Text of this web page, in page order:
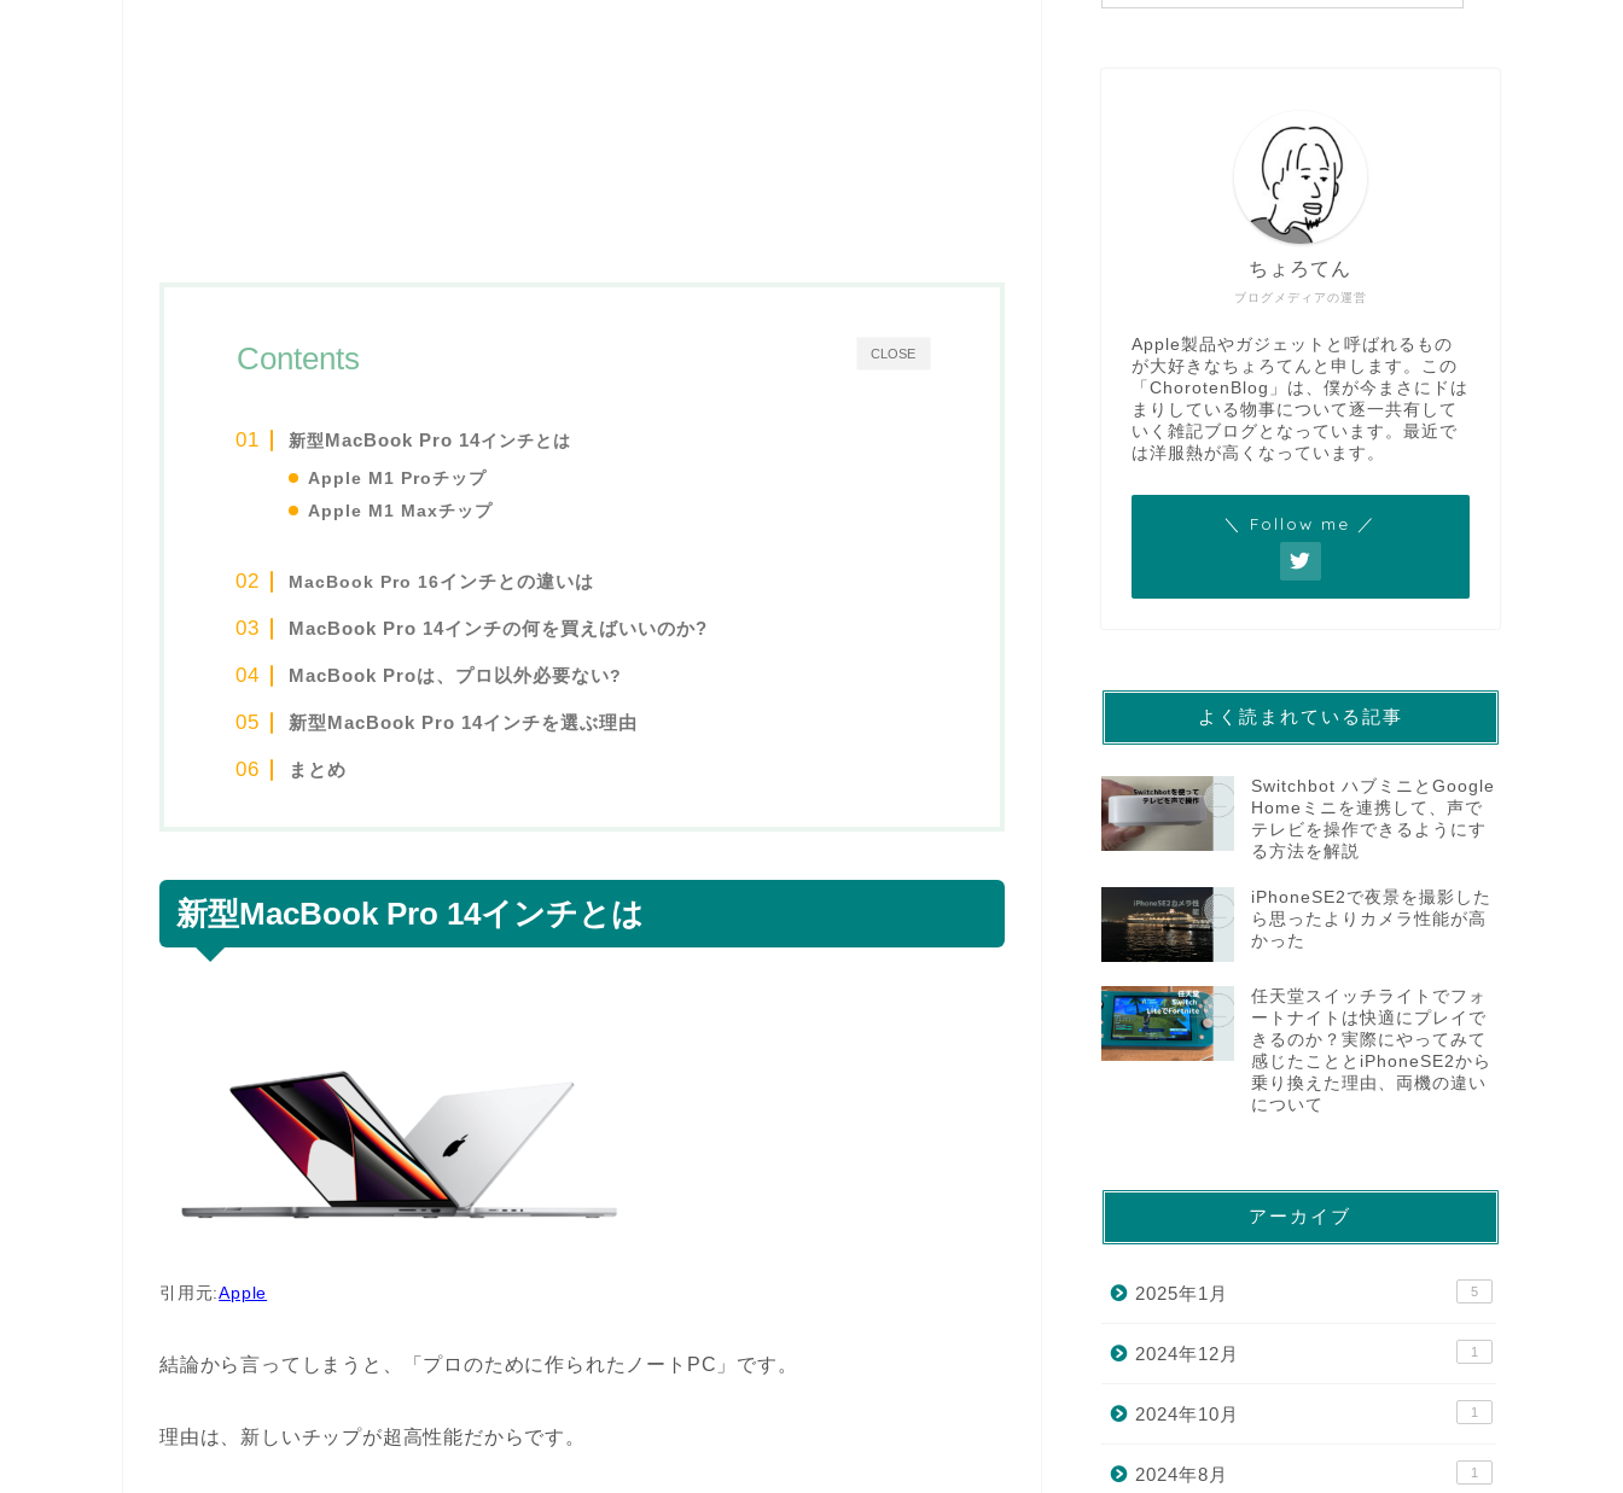
CLOSE
Contents
新型MacBook Pro 14インチとは
Apple M1 Proチップ
Apple M1 Maxチップ
MacBook Pro 16インチとの違いは
MacBook Pro 14インチの何を買えばいいのか?
MacBook Proは、プロ以外必要ない?
新型MacBook Pro 14インチを選ぶ理由
まとめ
新型MacBook Pro 14インチとは
引用元:Apple
結論から言ってしまうと、「プロのために作られたノートPC」です。
理由は、新しいチップが超高性能だからです。
ブログメディアの運営
ちょろてん
Apple製品やガジェットと呼ばれるもの
が大好きなちょろてんと申します。この
「ChorotenBlog」は、僕が今まさにドは
まりしている物事について逐一共有して
いく雑記ブログとなっています。最近で
は洋服熱が高くなっています。
＼ Follow me ／
よく読まれている記事
Switchbot ハブミニとGoogle
Homeミニを連携して、声で
テレビを操作できるようにす
る方法を解説
iPhoneSE2で夜景を撮影した
ら思ったよりカメラ性能が高
かった
任天堂スイッチライトでフォ
ートナイトは快適にプレイで
きるのか？実際にやってみて
感じたこととiPhoneSE2から
乗り換えた理由、両機の違い
について
アーカイブ
2025年1月 5
2024年12月 1
2024年10月 1
2024年8月 1